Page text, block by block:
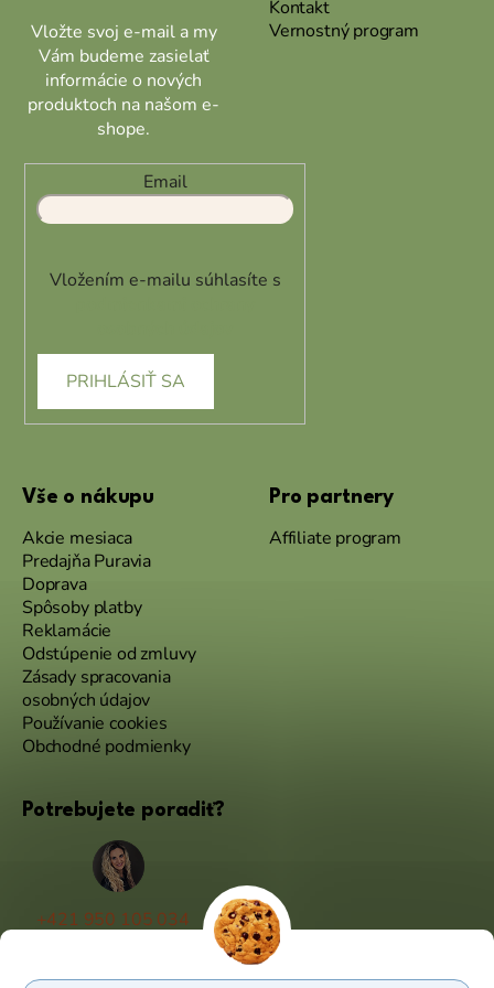
Vložte svoj e-mail a my
Vám budeme zasielať
informácie o nových
produktoch na našom e-
shope.
Email
Vložením e-mailu súhlasíte s
PRIHLÁSIŤ SA
Kontakt
Vernostný program
Vše o nákupu
Akcie mesiaca
Predajňa Puravia
Doprava
Spôsoby platby
Reklamácie
Odstúpenie od zmluvy
Zásady spracovania
osobných údajov
Používanie cookies
Obchodné podmienky
Pro partnery
Affiliate program
Potrebujete poradiť?
+421 950 105 034